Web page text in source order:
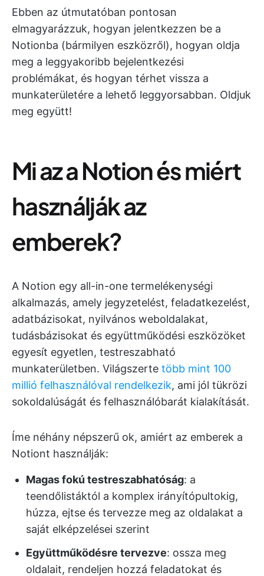
Ebben az útmutatóban pontosan
elmagyarázzuk, hogyan jelentkezzen be a
Notionba (bármilyen eszközről), hogyan oldja
meg a leggyakoribb bejelentkezési
problémákat, és hogyan térhet vissza a
munkaterületére a lehető leggyorsabban. Oldjuk
meg együtt!
Mi az a Notion és miért
használják az
emberek?
A Notion egy all-in-one termelékenységi
alkalmazás, amely jegyzetelést, feladatkezelést,
adatbázisokat, nyilvános weboldalakat,
tudásbázisokat és együttműködési eszközöket
egyesít egyetlen, testreszabható
munkaterületben. Világszerte több mint 100
millió felhasználóval rendelkezik, ami jól tükrözi
sokoldalúságát és felhasználóbarát kialakítását.
Íme néhány népszerű ok, amiért az emberek a
Notiont használják:
Magas fokú testreszabhatóság: a
teendőlistáktól a komplex irányítópultokig,
húzza, ejtse és tervezze meg az oldalakat a
saját elképzelései szerint
Együttműködésre tervezve: ossza meg
oldalait, rendeljen hozzá feladatokat és